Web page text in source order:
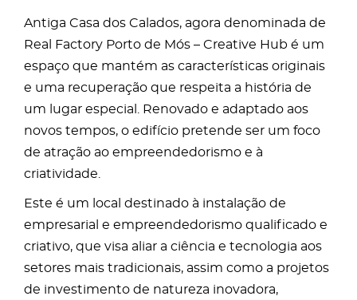
Antiga Casa dos Calados, agora denominada de
Real Factory Porto de Mós – Creative Hub é um
espaço que mantém as características originais
e uma recuperação que respeita a história de
um lugar especial. Renovado e adaptado aos
novos tempos, o edifício pretende ser um foco
de atração ao empreendedorismo e à
criatividade.
Este é um local destinado à instalação de
empresarial e empreendedorismo qualificado e
criativo, que visa aliar a ciência e tecnologia aos
setores mais tradicionais, assim como a projetos
de investimento de natureza inovadora,